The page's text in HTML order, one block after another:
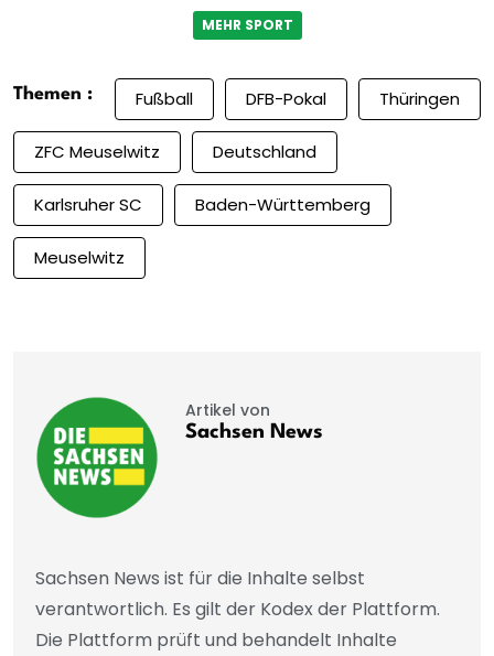
MEHR SPORT
Themen : Fußball DFB-Pokal Thüringen
ZFC Meuselwitz Deutschland
Karlsruher SC Baden-Württemberg
Meuselwitz
Artikel von
Sachsen News
Sachsen News ist für die Inhalte selbst
verantwortlich. Es gilt der Kodex der Plattform.
Die Plattform prüft und behandelt Inhalte